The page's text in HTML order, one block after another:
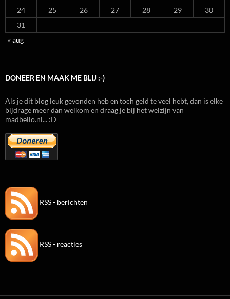
24
25 26 27 28 29
30
31
« aug
DONEER EN MAAK ME BLIJ :-)
Als je dit blog leuk gevonden heb en toch geld te veel hebt, dan is elke
bijdrage meer dan welkom en draag je bij het welzijn van
madbello.nl... :D
RSS - berichten
RSS - reacties